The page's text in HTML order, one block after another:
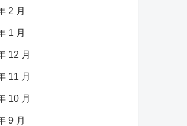
2 月
1 月
12 月
11 月
10 月
9 月